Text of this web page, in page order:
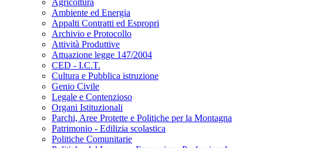
Agricoltura
Ambiente ed Energia
Appalti Contratti ed Espropri
Archivio e Protocollo
Attività Produttive
Attuazione legge 147/2004
CED - I.C.T.
Cultura e Pubblica istruzione
Genio Civile
Legale e Contenzioso
Organi Istituzionali
Parchi, Aree Protette e Politiche per la Montagna
Patrimonio - Edilizia scolastica
Politiche Comunitarie